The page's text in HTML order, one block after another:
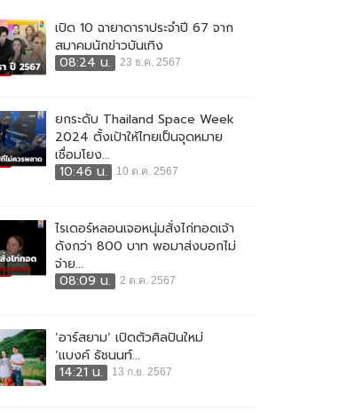
เปิด 10 ฉายาดาราประจำปี 67 จาก
สมาคมนักข่าวบันเทิง
08:24 น.
23 ธ.ค. 2567
ยกระดับ Thailand Space Week
2024 ตั้งเป้าให้ไทยเป็นจุดหมาย
เชื่อมโยง...
10:46 น.
10 ต.ค. 2567
ไรเดอร์หลอนเจอหนุ่มสั่งไก่ทอดเจ้า
ดังกว่า 800 บาท พอมาส่งบอกไม่
จ่าย...
08:09 น.
2 ต.ค. 2567
‘อาร์สยาม’ เปิดตัวศิลปินใหม่
‘แบงค์ ธัชนนท์...
14:21 น.
13 ก.ย. 2567